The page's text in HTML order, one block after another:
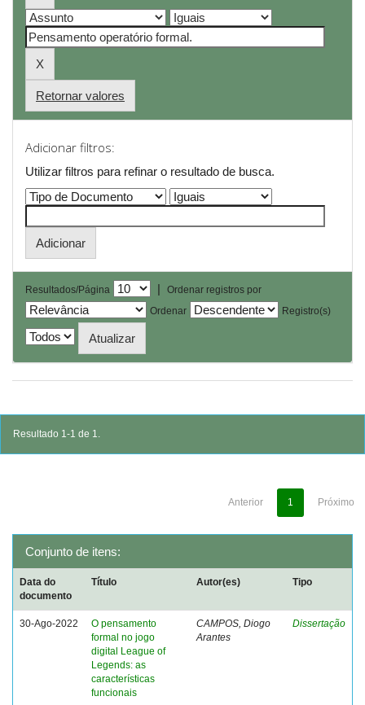
Retornar valores
Adicionar filtros:
Utilizar filtros para refinar o resultado de busca.
Resultados/Página |
Ordenar registros por
Ordenar
Registro(s)
Resultado 1-1 de 1.
Anterior 1 Próximo
Conjunto de itens:
Data do
documento
Título Autor(es) Tipo
30-Ago-2022
O pensamento
formal no jogo
digital League of
Legends: as
características
funcionais
CAMPOS, Diogo
Arantes
Dissertação